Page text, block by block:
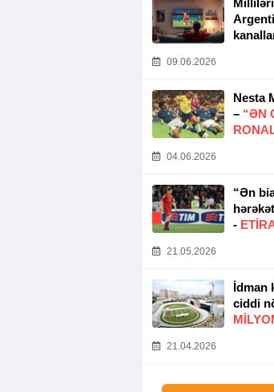
09.06.2026
Nesta
– “ƏN
04.06.2026
“Ən
-
21.05.2026
İdman
ciddi
21.04.2026